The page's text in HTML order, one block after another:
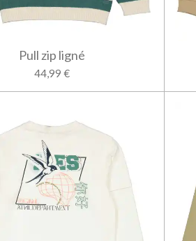
Pull zip ligné
44,99 €